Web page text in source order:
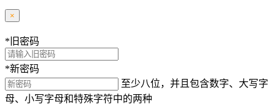
×
* 旧密码
*新密码
至少八位，并且包含数字、大写字
母、小写字母和特殊字符中的两种